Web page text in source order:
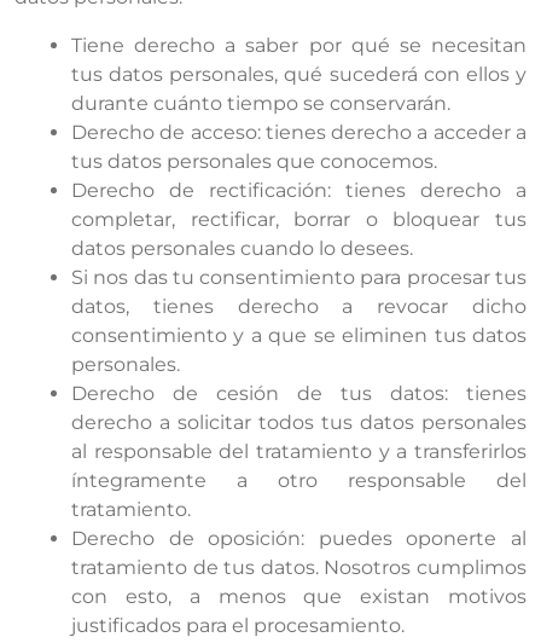
Tiene derecho a saber por qué se necesitan
tus datos personales, qué sucederá con ellos y
durante cuánto tiempo se conservarán.
Derecho de acceso: tienes derecho a acceder a
tus datos personales que conocemos.
Derecho de rectificación: tienes derecho a
completar, rectificar, borrar o bloquear tus
datos personales cuando lo desees.
Si nos das tu consentimiento para procesar tus
datos, tienes derecho a revocar dicho
consentimiento y a que se eliminen tus datos
personales.
Derecho de cesión de tus datos: tienes
derecho a solicitar todos tus datos personales
al responsable del tratamiento y a transferirlos
íntegramente a otro responsable del
tratamiento.
Derecho de oposición: puedes oponerte al
tratamiento de tus datos. Nosotros cumplimos
con esto, a menos que existan motivos
justificados para el procesamiento.